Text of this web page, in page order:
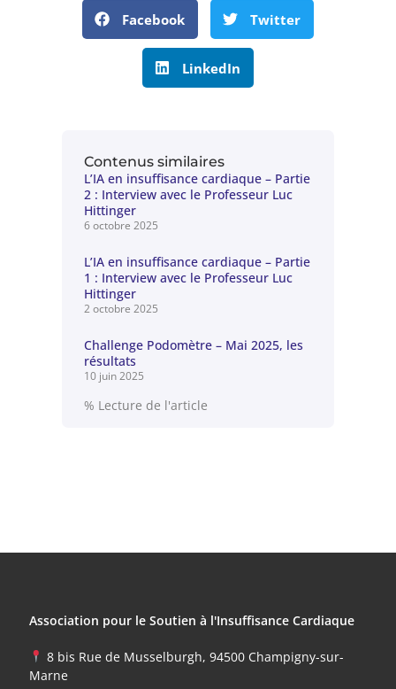
Facebook Twitter
LinkedIn
Contenus similaires
L’IA en insuffisance cardiaque – Partie
2 : Interview avec le Professeur Luc
Hittinger
6 octobre 2025
L’IA en insuffisance cardiaque – Partie
1 : Interview avec le Professeur Luc
Hittinger
2 octobre 2025
Challenge Podomètre – Mai 2025, les
résultats
10 juin 2025
% Lecture de l'article
Association pour le Soutien à l'Insuffisance Cardiaque
8 bis Rue de Musselburgh, 94500 Champigny-sur-
Marne